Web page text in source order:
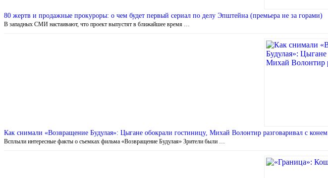
80 жертв и продажные прокуроры: о чем будет первый сериал по делу Эпштейна (премьера не за горами)
В западных СМИ настаивают, что проект выпустят в ближайшее время …
Как снимали «Возвращение Будулая»: Цыгане обокрали гостиницу, Михай Волонтир разговаривал с конем
Всплыли интересные факты о съемках фильма «Возвращение Будулая» Зрители были …